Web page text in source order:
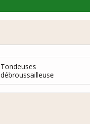
Tondeuses
débroussailleuse